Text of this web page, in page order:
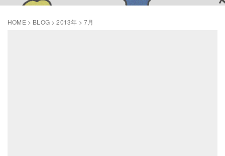
HOME > BLOG>2013年 > 7月